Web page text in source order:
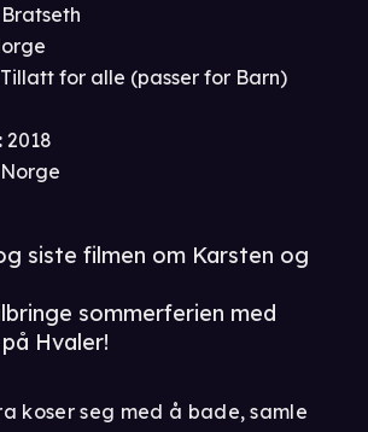
Tillatt for alle (passer for Barn)
: 2018
siste filmen om Karsten og
sommerferien med
Hvaler!
koser seg med å bade, samle